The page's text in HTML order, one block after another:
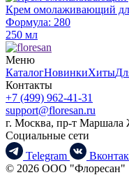
Крем омолаживающий
Формула: 280
250 мл
Меню
КаталогНовинкиХиты
Контакты
+7 (499) 962-41-31
support@floresan.ru
г. Москва, пр-т Маршала
Социальные сети
Telegram
© 2026 ООО "Флоресан"